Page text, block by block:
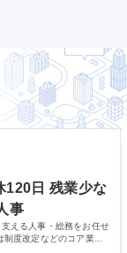
120日 残業少な
事
える人事・総務をお任せ
度改定などのコア業務